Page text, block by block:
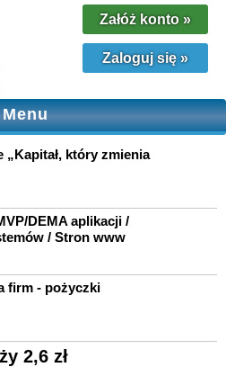
Załóż konto »
Zaloguj się»
Menu
„Kapitał, który zmienia
DEMA aplikacji /
/ Stron www
firm - pożyczki
2,6 zł